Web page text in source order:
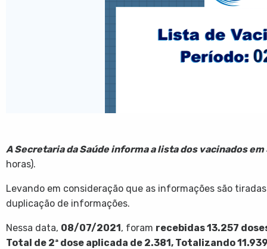
A Secretaria da Saúde informa a lista dos vacinados
horas).
Levando em consideração que as informações são
duplicação de informações.
Nessa data, 08/07/2021, foram recebidas13.257
Total de 2ª dose aplicada de 2.381, Totalizando